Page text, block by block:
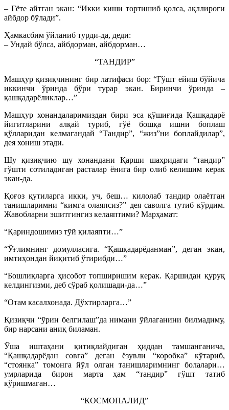
– Гёте айтган экан: “Икки киши тортишиб қолса, ақллироғи
айбдор бўлади”.
Ҳамкасбим ўйланиб турди-да, деди:
– Ундай бўлса, айбдорман, айбдорман…
“ТАНДИР”
Машҳур қизиқчининг бир латифаси бор: “Гўшт ейиш бўйича
иккинчи ўринда бўри турар экан. Биринчи ўринда –
қашқадарёликлар…”
Машҳур хонандаларимиздан бири эса қўшиғида Қашқадарё
йигитларини алқай туриб, гўё бошқа ишни боплаш
қўлларидан келмагандай “Тандир”, “жиз”ни боплайдилар”,
дея хониш этади.
Шу қизиқчию шу хонандани Қарши шаҳридаги “тандир”
гўшти сотиладиган расталар ёнига бир олиб келишим керак
экан-да.
Қоғоз қутиларга икки, уч, беш… килолаб тандир олаётган
танишларимни “кимга олаяпсиз?” дея саволга тутиб кўрдим.
Жавобларни эшитгингиз келаяптими? Марҳамат:
“Қариндошимиз тўй қилаяпти…”
“Ўғлимнинг домулласига. “Қашқадарёданман”, деган экан,
имтиҳондан йиқитиб ўтирибди…”
“Бошлиқларга ҳисобот топширишим керак. Қаршидан қуруқ
келдингизми, деб сўраб қолишади-да…”
“Отам касалхонада. Дўхтирларга…”
Қизиқчи “ўрин белгилаш”да нимани ўйлаганини билмадиму,
бир нарсани аниқ биламан.
Ўша иштаҳани қитиқлайдиган ҳиддан тамшанганича,
“Қашқадарёдан совға” деган ёзувли “коробка” кўтариб,
“стоянка” томонга йўл олган танишларимнинг болалари…
умрларида бирон марта ҳам “тандир” гўшт татиб
кўришмаган…
“КОСМОПАЛИД”